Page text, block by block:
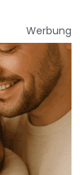
Werbung